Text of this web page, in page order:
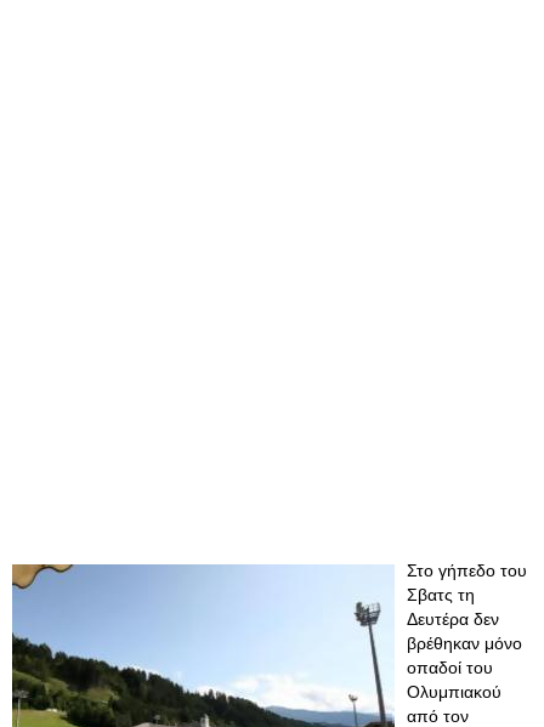
Στο γήπεδο του
Σβατς τη
Δευτέρα δεν
βρέθηκαν μόνο
οπαδοί του
Ολυμπιακού
από τον